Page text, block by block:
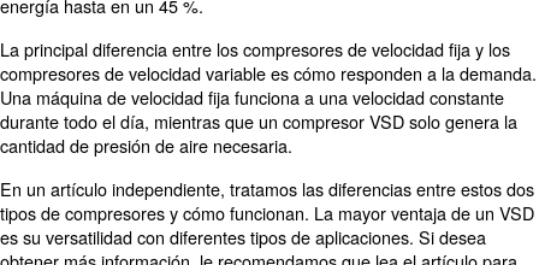
De hecho, nuestros modelos VSD con recuperación de
ofrecen un ahorro de costes de hasta el 75 %. Esto
reutilizando el calor generado por un compresor de
compresor de aire con esta función, minimizará los
medida de lo posible.
Rendimiento del motor